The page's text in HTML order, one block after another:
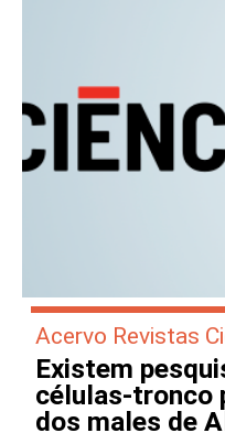
Acervo Revistas
Existem
células-tronco
dos males de